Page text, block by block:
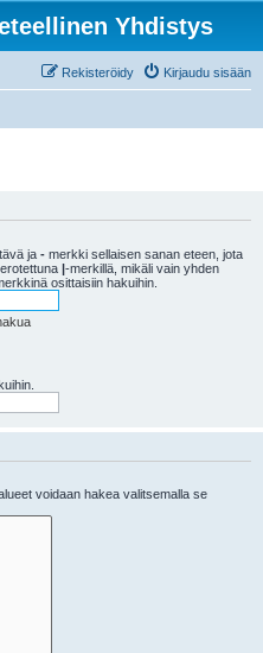
Yhdistys
Kirjaudu sisään
Rekisteröidy
ja - merkki sellaisen sanan eteen, jota
|-merkillä, mikäli vain yhden
osittaisiin hakuihin.
voidaan hakea valitsemalla se